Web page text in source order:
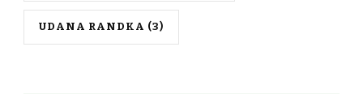
UDANA RANDKA (3)